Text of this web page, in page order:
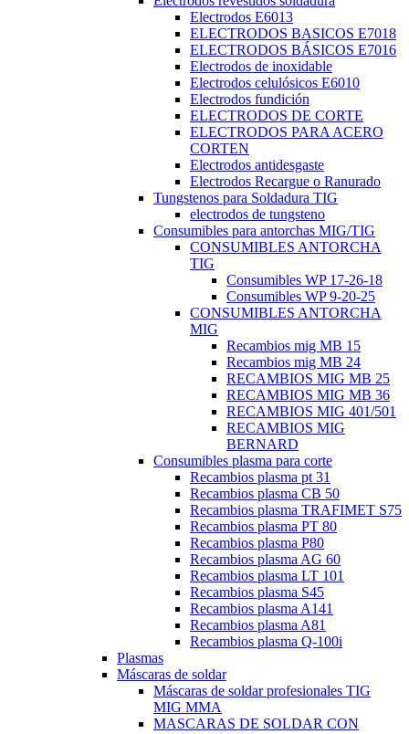
Electrodos E6013
ELECTRODOS BASICOS E7018
ELECTRODOS BÁSICOS E7016
Electrodos de inoxidable
Electrodos celulósicos E6010
Electrodos fundición
ELECTRODOS DE CORTE
ELECTRODOS PARA ACERO
CORTEN
Electrodos antidesgaste
Electrodos Recargue o Ranurado
Tungstenos para Soldadura TIG
electrodos de tungsteno
Consumibles para antorchas MIG/TIG
CONSUMIBLES ANTORCHA
TIG
Consumibles WP 17-26-18
Consumibles WP 9-20-25
CONSUMIBLES ANTORCHA
MIG
Recambios mig MB 15
Recambios mig MB 24
RECAMBIOS MIG MB 25
RECAMBIOS MIG MB 36
RECAMBIOS MIG 401/501
RECAMBIOS MIG
BERNARD
Consumibles plasma para corte
Recambios plasma pt 31
Recambios plasma CB 50
Recambios plasma TRAFIMET S75
Recambios plasma PT 80
Recambios plasma P80
Recambios plasma AG 60
Recambios plasma LT 101
Recambios plasma S45
Recambios plasma A141
Recambios plasma A81
Recambios plasma Q-100i
Plasmas
Máscaras de soldar
Máscaras de soldar profesionales TIG
MIG MMA
MASCARAS DE SOLDAR CON